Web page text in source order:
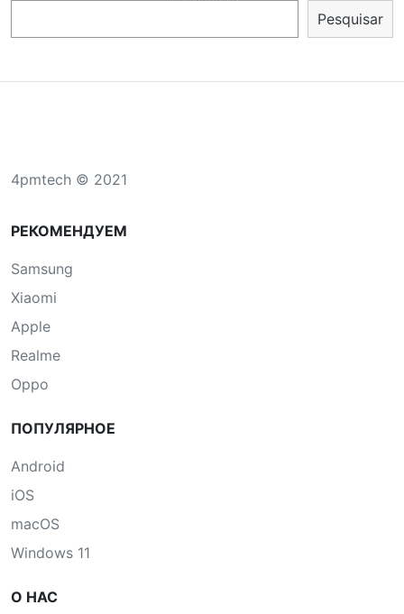
Pesquisar
4pmtech © 2021
РЕКОМЕНДУЕМ
Samsung
Xiaomi
Apple
Realme
Oppo
ПОПУЛЯРНОЕ
Android
iOS
macOS
Windows 11
О НАС